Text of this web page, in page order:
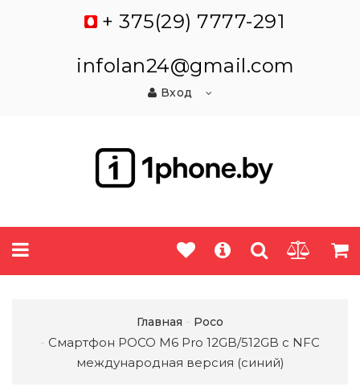
+ 375(29) 7777-291
infolan24@gmail.com
Вход
Главная Poco
Смартфон POCO M6 Pro 12GB/512GB с NFC
международная версия (синий)